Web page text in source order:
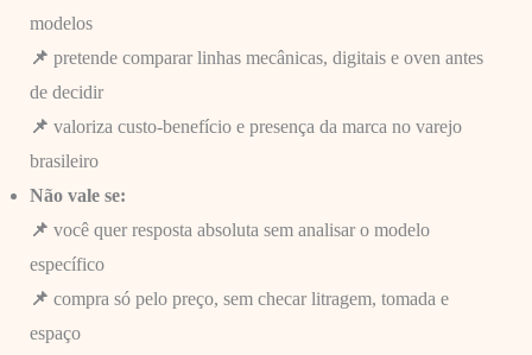
modelos
📌 pretende comparar linhas mecânicas, digitais e oven antes
de decidir
📌 valoriza custo-benefício e presença da marca no varejo
brasileiro
Não vale se:
📌 você quer resposta absoluta sem analisar o modelo
específico
📌 compra só pelo preço, sem checar litragem, tomada e
espaço